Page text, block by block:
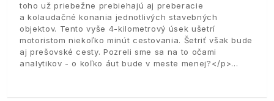
toho už priebežne prebiehajú aj preberacie
a kolaudačné konania jednotlivých stavebných
objektov. Tento vyše 4-kilometrový úsek ušetrí
motoristom niekoľko minút cestovania. Šetriť však bude
aj prešovské cesty. Pozreli sme sa na to očami
analytikov - o koľko áut bude v meste menej?</p>